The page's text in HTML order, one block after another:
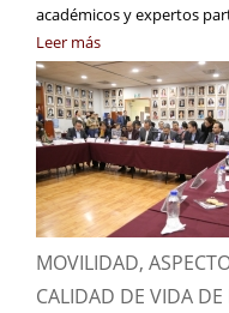
académicos y expertos
Leer más
MOVILIDAD,
CALIDAD DE VIDA DE